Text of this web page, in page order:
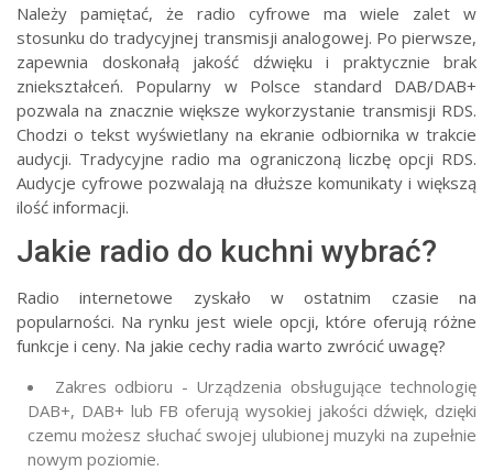
Należy pamiętać, że radio cyfrowe ma wiele zalet w
stosunku do tradycyjnej transmisji analogowej. Po pierwsze,
zapewnia doskonałą jakość dźwięku i praktycznie brak
zniekształceń. Popularny w Polsce standard DAB/DAB+
pozwala na znacznie większe wykorzystanie transmisji RDS.
Chodzi o tekst wyświetlany na ekranie odbiornika w trakcie
audycji. Tradycyjne radio ma ograniczoną liczbę opcji RDS.
Audycje cyfrowe pozwalają na dłuższe komunikaty i większą
ilość informacji.
Jakie radio do kuchni wybrać?
Radio internetowe zyskało w ostatnim czasie na
popularności. Na rynku jest wiele opcji, które oferują różne
funkcje i ceny. Na jakie cechy radia warto zwrócić uwagę?
Zakres odbioru - Urządzenia obsługujące technologię
DAB+, DAB+ lub FB oferują wysokiej jakości dźwięk, dzięki
czemu możesz słuchać swojej ulubionej muzyki na zupełnie
nowym poziomie.